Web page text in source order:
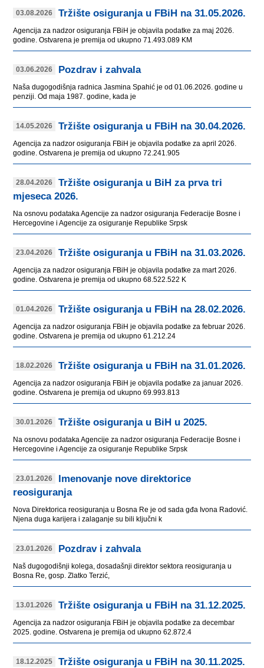
03.08.2026 Tržište osiguranja u FBiH na 31.05.2026.
Agencija za nadzor osiguranja FBiH je objavila podatke za maj 2026.
godine. Ostvarena je premija od ukupno 71.493.089 KM
03.06.2026 Pozdrav i zahvala
Naša dugogodišnja radnica Jasmina Spahić je od 01.06.2026. godine u
penziji. Od maja 1987. godine, kada je
14.05.2026 Tržište osiguranja u FBiH na 30.04.2026.
Agencija za nadzor osiguranja FBiH je objavila podatke za april 2026.
godine. Ostvarena je premija od ukupno 72.241.905
28.04.2026
Tržište osiguranja u BiH za prva tri
mjeseca 2026.
Na osnovu podataka Agencije za nadzor osiguranja Federacije Bosne i
Hercegovine i Agencije za osiguranje Republike Srpsk
23.04.2026 Tržište osiguranja u FBiH na 31.03.2026.
Agencija za nadzor osiguranja FBiH je objavila podatke za mart 2026.
godine. Ostvarena je premija od ukupno 68.522.522 K
01.04.2026 Tržište osiguranja u FBiH na 28.02.2026.
Agencija za nadzor osiguranja FBiH je objavila podatke za februar 2026.
godine. Ostvarena je premija od ukupno 61.212.24
18.02.2026 Tržište osiguranja u FBiH na 31.01.2026.
Agencija za nadzor osiguranja FBiH je objavila podatke za januar 2026.
godine. Ostvarena je premija od ukupno 69.993.813
30.01.2026 Tržište osiguranja u BiH u 2025.
Na osnovu podataka Agencije za nadzor osiguranja Federacije Bosne i
Hercegovine i Agencije za osiguranje Republike Srpsk
23.01.2026
Imenovanje nove direktorice
reosiguranja
Nova Direktorica reosiguranja u Bosna Re je od sada gđa Ivona Radović.
Njena duga karijera i zalaganje su bili ključni k
23.01.2026 Pozdrav i zahvala
Naš dugogodišnji kolega, dosadašnji direktor sektora reosiguranja u
Bosna Re, gosp. Zlatko Terzić,
13.01.2026 Tržište osiguranja u FBiH na 31.12.2025.
Agencija za nadzor osiguranja FBiH je objavila podatke za decembar
2025. godine. Ostvarena je premija od ukupno 62.872.4
18.12.2025 Tržište osiguranja u FBiH na 30.11.2025.